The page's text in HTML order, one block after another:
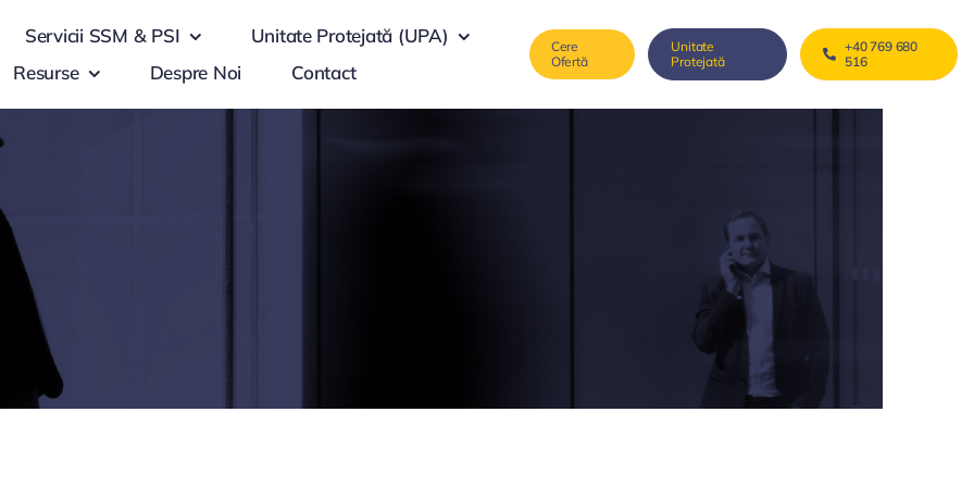
Servicii SSM & PSI
Unitate Protejată (UPA)
Resurse
Despre Noi Contact
Cere
Ofertă
Unitate
Protejată
+40 769 680
516